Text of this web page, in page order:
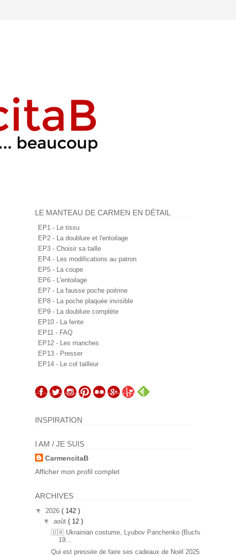
LE MANTEAU DE CARMEN EN DÉTAIL
EP1 - Le tissu
EP2 - La doublure et l'entoilage
EP3 - Choisir sa taille
EP4 - Les modifications au patron
EP5 - La coupe
EP6 - L'entoilage
EP7 - La fausse poche poitrine
EP8 - La poche plaquée invisible
EP9 - La doublure complète
EP10 - La fente
EP11 - FAQ
EP12 - Les manches
EP13 - Presser
EP14 - Le col tailleur
INSPIRATION
I AM / JE SUIS
CarmencitaB
Afficher mon profil complet
ARCHIVES
▼ 2026 ( 142 )
▼ août ( 12 )
🇺🇦 Ukrainian costume, Lyubov Panchenko (Bucha
19...
Qui est pressée de faire ses cadeaux de Noël 2025 ...